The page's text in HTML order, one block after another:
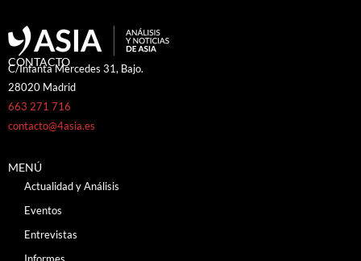
CONTACTO
C/Infanta Mercedes 31, Bajo.
28020 Madrid
663 271 716
contacto@4asia.es
MENÚ
Actualidad y Análisis
Eventos
Entrevistas
Informes